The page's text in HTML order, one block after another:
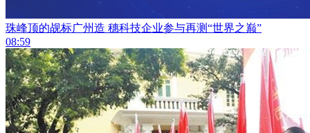
珠峰顶的觇标广州造 穗科技企业参与再测“世界之巅”
08:59